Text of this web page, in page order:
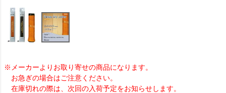
※メーカーよりお取り寄せの商品になります。
お急ぎの場合はご注意ください。
在庫切れの際は、次回の入荷予定をお知らせします。